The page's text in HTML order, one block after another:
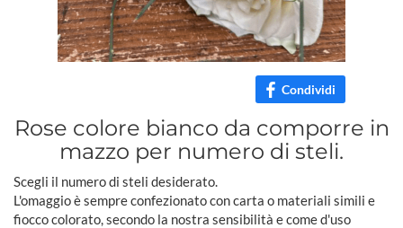
Condividi
Rose colore bianco da comporre in
mazzo per numero di steli.
Scegli il numero di steli desiderato.
L'omaggio è sempre confezionato con carta o materiali simili e
fiocco colorato, secondo la nostra sensibilità e come d'uso